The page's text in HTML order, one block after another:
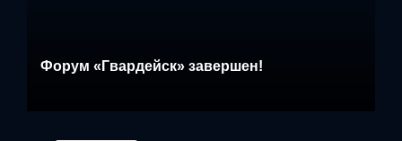
Форум «Гвардейск» завершен!